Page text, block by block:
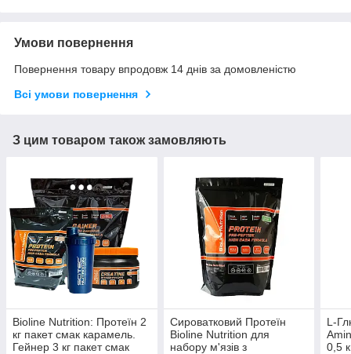
Умови повернення
Повернення товару впродовж 14 днів за домовленістю
Всі умови повернення
З цим товаром також замовляють
Bioline Nutrition: Протеїн 2
кг пакет смак карамель.
Гейнер 3 кг пакет смак
Сироватковий Протеїн
Bioline Nutrition для
набору м'язів з
L-
0,5